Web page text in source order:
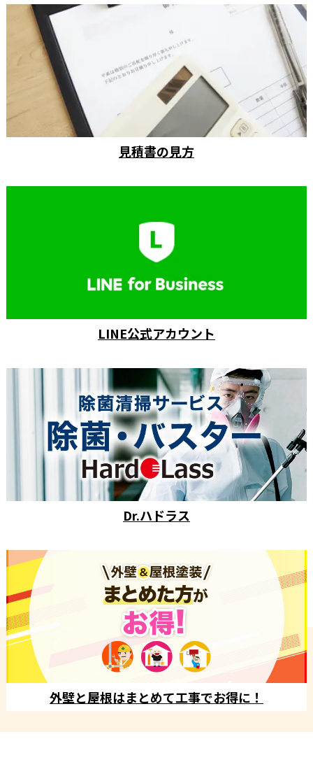
見積書の見方
LINE公式アカウント
Dr.ハドラス
外壁と屋根はまとめて工事でお得に！